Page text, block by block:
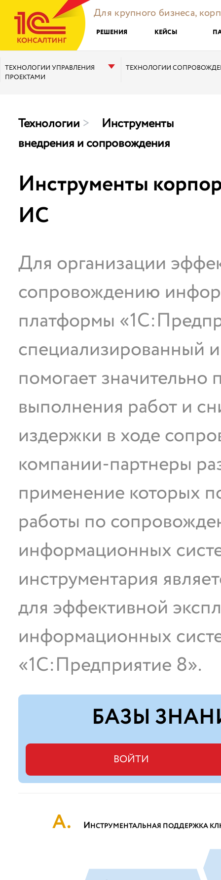
Для крупного бизнеса,
РЕШЕНИЯ КЕЙСЫ
ТЕХНОЛОГИИ УПРАВЛЕНИЯ
ПРОЕКТАМИ
ТЕХНОЛОГИИ
Технологии >
Инструменты
внедрения и сопровождения
Инструменты
ИС
Для организации
сопровождению
платформы
специализированный
помогает значительно
выполнения работ и
издержки в ходе
компании-партнеры
применение которых
работы по
информационных
инструментария
для эффективной
информационных
«1С:Предприятие 8».
БАЗЫ
ВОЙТИ
ИНСТРУМЕНТАЛЬНАЯ ПОДДЕРЖКА